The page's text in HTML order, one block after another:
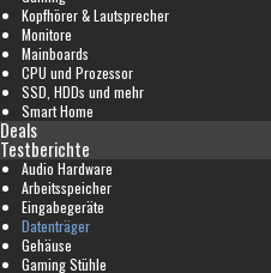
Kopfhörer & Lautsprecher
Monitore
Mainboards
CPU und Prozessor
SSD, HDDs und mehr
Smart Home
Deals
Testberichte
Audio Hardware
Arbeitsspeicher
Eingabegeräte
Datenträger
Gehäuse
Gaming Stühle